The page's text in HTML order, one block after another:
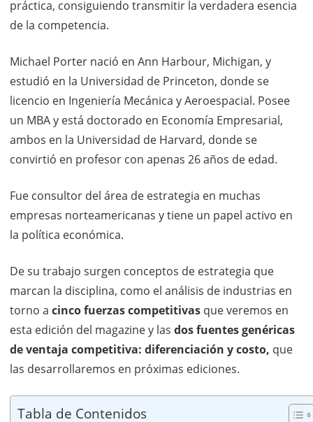
práctica, consiguiendo transmitir la verdadera esencia
de la competencia.
Michael Porter nació en Ann Harbour, Michigan, y
estudió en la Universidad de Princeton, donde se
licencio en Ingeniería Mecánica y Aeroespacial. Posee
un MBA y está doctorado en Economía Empresarial,
ambos en la Universidad de Harvard, donde se
convirtió en profesor con apenas 26 años de edad.
Fue consultor del área de estrategia en muchas
empresas norteamericanas y tiene un papel activo en
la política económica.
De su trabajo surgen conceptos de estrategia que
marcan la disciplina, como el análisis de industrias en
torno a cinco fuerzas competitivas que veremos en
esta edición del magazine y las dos fuentes genéricas
de ventaja competitiva: diferenciación y costo, que
las desarrollaremos en próximas ediciones.
Tabla de Contenidos